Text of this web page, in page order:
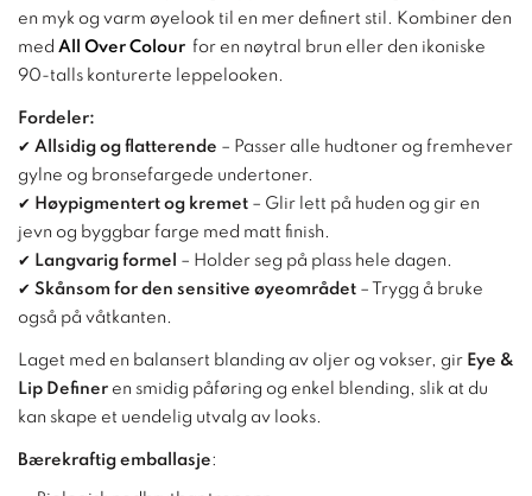
en myk og varm øyelook til en mer definert stil. Kombiner den
med All Over Colour for en nøytral brun eller den ikoniske
90-talls konturerte leppelooken.
Fordeler:
✔ Allsidig og flatterende – Passer alle hudtoner og fremhever
gylne og bronsefargede undertoner.
✔ Høypigmentert og kremet – Glir lett på huden og gir en
jevn og byggbar farge med matt finish.
✔ Langvarig formel
– Holder seg på plass hele dagen.
✔ Skånsom for den sensitive øyeområdet – Trygg å bruke
også på våtkanten.
Laget med en balansert blanding av oljer og vokser, gir Eye &
Lip Definer en smidig påføring og enkel blending, slik at du
kan skape et uendelig utvalg av looks.
Bærekraftig emballasje: